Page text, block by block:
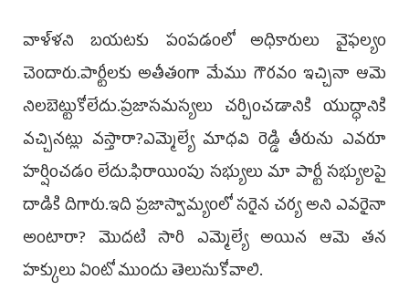
వాళ్ళని బయటకు పంపడంలో అధికారులు వైఫల్యం
చెందారు.పార్టీలకు అతీతంగా మేము గౌరవం ఇచ్చినా ఆమె
నిలబెట్టుకోలేదు.ప్రజాసమస్యలు చర్చించడానికి యుద్ధానికి
వచ్చినట్లు వస్తారా?ఎమ్మెల్యే మాధవి రెడ్డి తీరును ఎవరూ
హర్షించడం లేదు.ఫిరాయింపు సభ్యులు మా పార్టీ సభ్యులపై
దాడికి దిగారు.ఇది ప్రజాస్వామ్యంలో సరైన చర్య అని ఎవరైనా
అంటారా? మొదటి సారి ఎమ్మెల్యే అయిన ఆమె తన
హక్కులు ఏంటో ముందు తెలుసుకోవాలి.